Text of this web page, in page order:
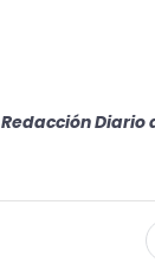
Redacción Diario